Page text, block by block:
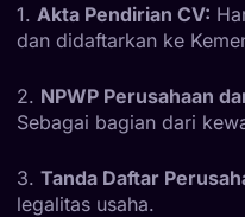
1. Akta Pendirian CV:
dan didaftarkan ke
2. NPWP Perusahaan
Sebagai bagian dari
3. Tanda Daftar
legalitas usaha.